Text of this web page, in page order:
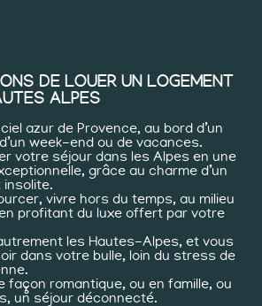
DE LOUER UN LOGEMENT
ALPES
azur de Provence, au bord d’un
week-end ou de vacances.
votre séjour dans les Alpes en une
grâce au charme d’un
insolite.
vivre hors du temps, au milieu
profitant du luxe offert par votre
les Hautes-Alpes, et vous
dans votre bulle, loin du stress de
façon romantique, ou en famille, ou
un séjour déconnecté.